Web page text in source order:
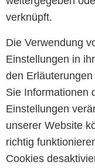
verknüpft.
Die Verwendung
Einstellungen in
den
Sie Informationen
Einstellungen
unserer Website
richtig
Cookies